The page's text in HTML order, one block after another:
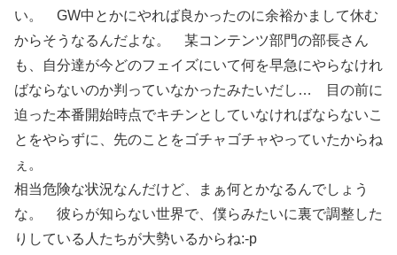
い。 GW中とかにやれば良かったのに余裕かまして休む
からそうなるんだよな。 某コンテンツ部門の部長さん
も、自分達が今どのフェイズにいて何を早急にやらなけれ
ばならないのか判っていなかったみたいだし… 目の前に
迫った本番開始時点でキチンとしていなければならないこ
とをやらずに、先のことをゴチャゴチャやっていたからね
ぇ。
相当危険な状況なんだけど、まぁ何とかなるんでしょう
な。 彼らが知らない世界で、僕らみたいに裏で調整した
りしている人たちが大勢いるからね:-p